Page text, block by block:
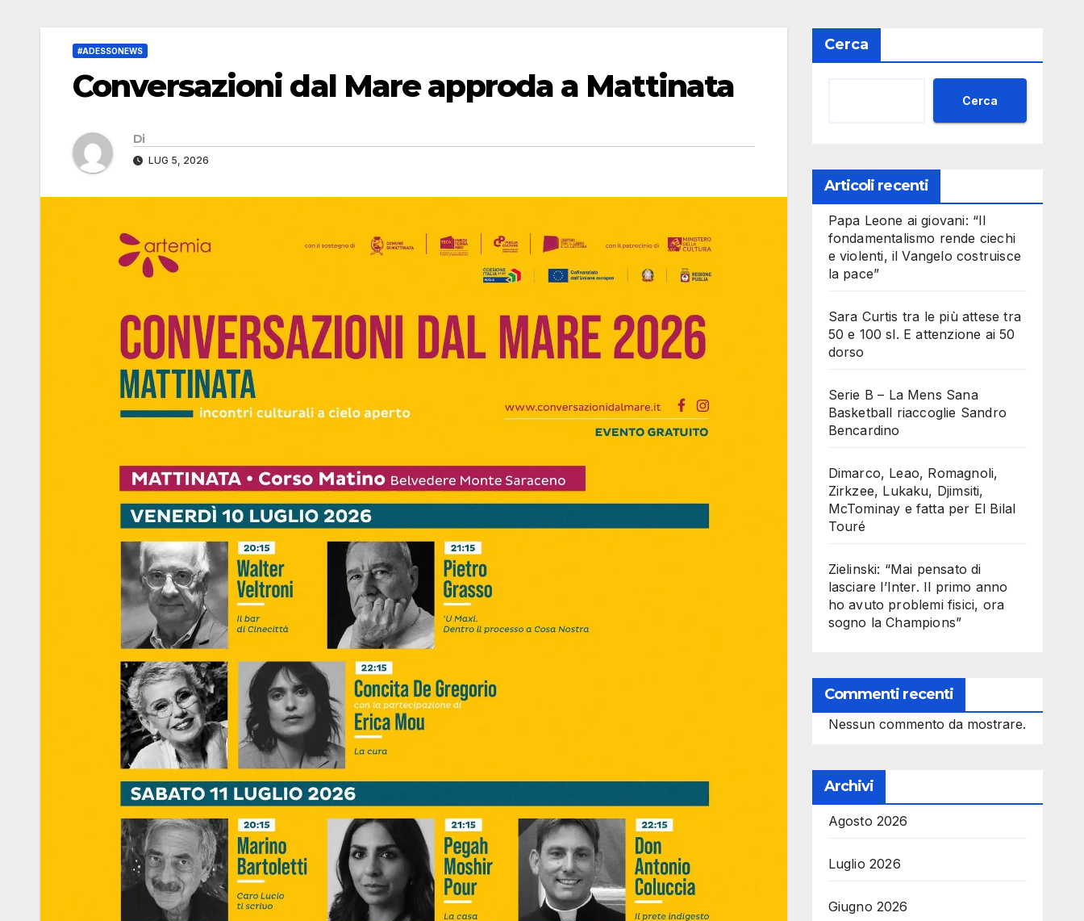
#ADESSONEWS
Conversazioni dal Mare approda a Mattinata
Di
LUG 5, 2026
Cerca
Cerca
Articoli recenti
Papa Leone ai giovani: “Il
fondamentalismo rende ciechi
e violenti, il Vangelo costruisce
la pace”
Sara Curtis tra le più attese tra
50 e 100 sl. E attenzione ai 50
dorso
Serie B – La Mens Sana
Basketball riaccoglie Sandro
Bencardino
Dimarco, Leao, Romagnoli,
Zirkzee, Lukaku, Djimsiti,
McTominay e fatta per El Bilal
Touré
Zielinski: “Mai pensato di
lasciare l’Inter. Il primo anno
ho avuto problemi fisici, ora
sogno la Champions”
Commenti recenti
Nessun commento da mostrare.
Archivi
Agosto 2026
Luglio 2026
Giugno 2026